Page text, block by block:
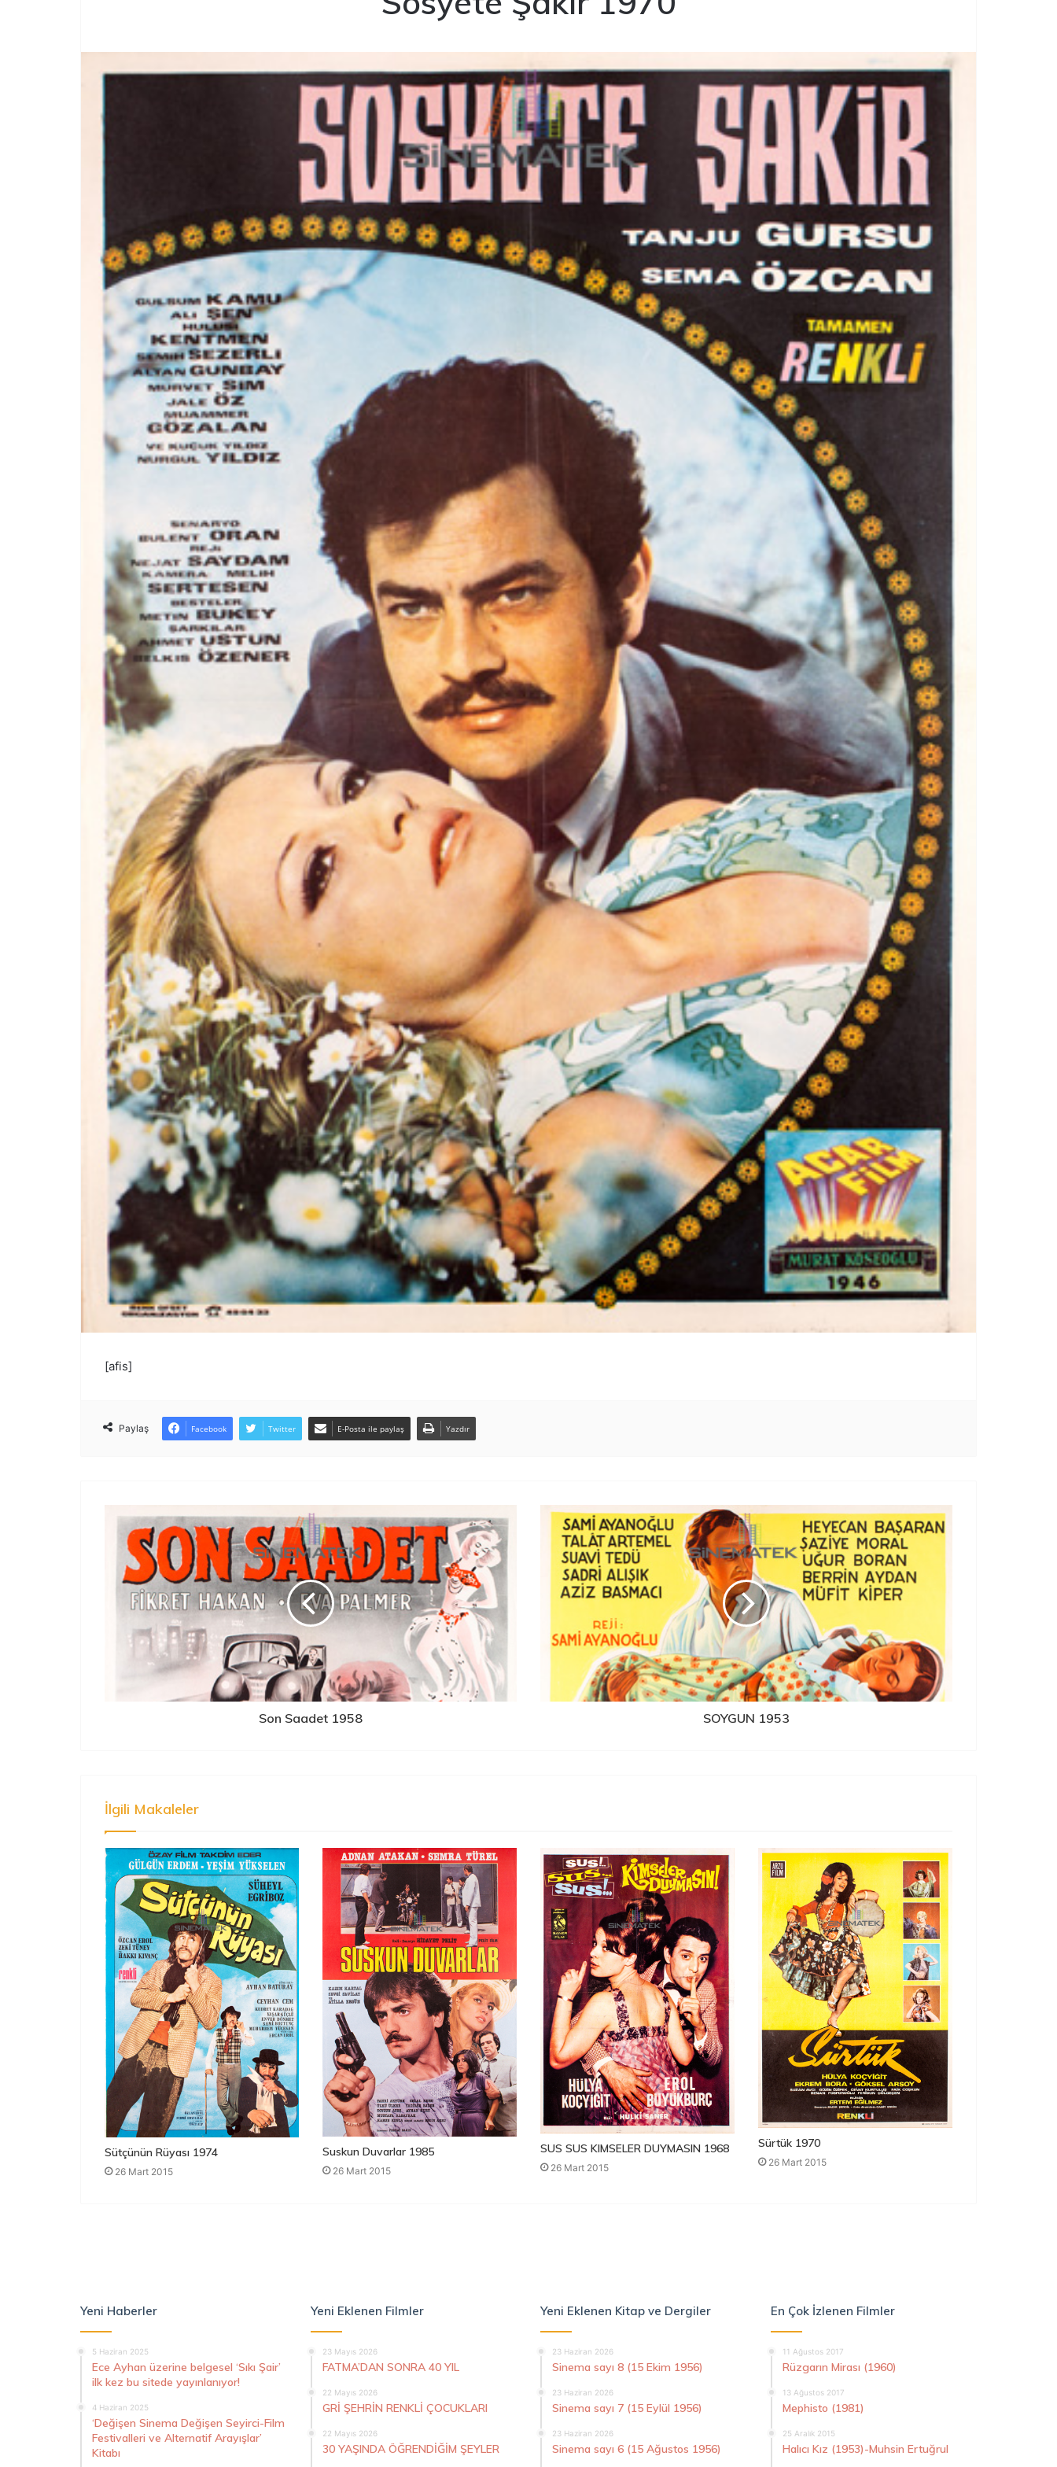
[afis]
Paylaş Facebook Twitter E-Posta ile paylaş Yazdır
Son Saadet 1958 SOYGUN 1953
İlgili Makaleler
Sütçünün Rüyası 1974
26 Mart 2015
Suskun Duvarlar 1985
26 Mart 2015
SUS SUS KIMSELER DUYMASIN 1968
26 Mart 2015
Sürtük 1970
26 Mart 2015
Yeni Haberler
5 Haziran 2025
Ece Ayhan üzerine belgesel ‘Sıkı Şair’
ilk kez bu sitede yayınlanıyor!
4 Haziran 2025
‘Değişen Sinema Değişen Seyirci-Film
Festivalleri ve Alternatif Arayışlar’
Kitabı
Yeni Eklenen Filmler
23 Mayıs 2026
FATMA’DAN SONRA 40 YIL
22 Mayıs 2026
GRİ ŞEHRİN RENKLİ ÇOCUKLARI
22 Mayıs 2026
30 YAŞINDA ÖĞRENDİĞİM ŞEYLER
Yeni Eklenen Kitap ve Dergiler
23 Haziran 2026
Sinema sayı 8 (15 Ekim 1956)
23 Haziran 2026
Sinema sayı 7 (15 Eylül 1956)
23 Haziran 2026
Sinema sayı 6 (15 Ağustos 1956)
En Çok İzlenen Filmler
11 Ağustos 2017
Rüzgarın Mirası (1960)
13 Ağustos 2017
Mephisto (1981)
25 Aralık 2015
Halıcı Kız (1953)-Muhsin Ertuğrul